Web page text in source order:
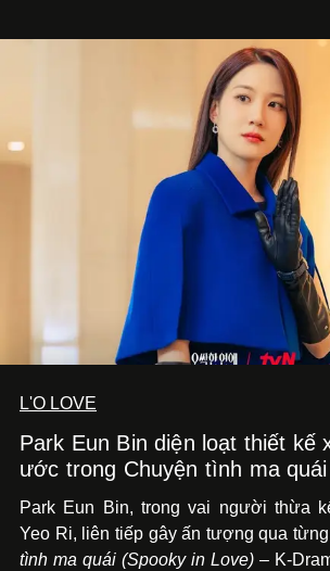
L'O LOVE
Park Eun Bin diện loạt thiết kế
ước trong Chuyện tình ma quái
Park Eun Bin, trong vai người thừa
Yeo Ri, liên tiếp gây ấn tượng qua
tình ma quái (Spooky in Love) – K-